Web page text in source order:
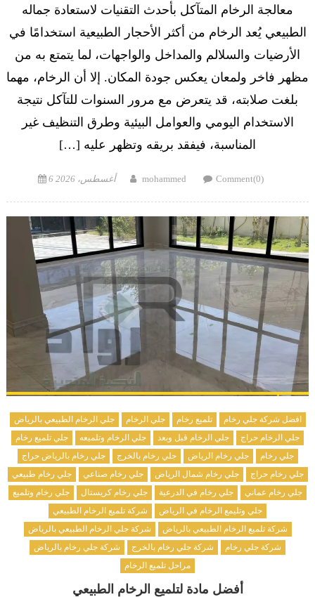
معالجة الرخام المتآكل بأحدث التقنيات لاستعادة جماله
الطبيعي يُعد الرخام من أكثر الأحجار الطبيعية استخدامًا في
الأرضيات والسلالم والمداخل والواجهات، لما يتمتع به من
مظهر فاخر ولمعان يعكس جودة المكان. إلا أن الرخام، مهما
بلغت صلابته، قد يتعرض مع مرور السنوات للتآكل نتيجة
الاستخدام اليومي والعوامل البيئية وطرق التنظيف غير
المناسبة، فيفقد بريقه وتظهر عليه […]
Posted 6 أغسطس، 2026 Author
mohammed Comment(0)
افضل شركة جلي رخام تلميع رخام جلي الرخام
جلي الرخام الطبيعي بالرياض
جلي الرخام حراج
جلي الرخام قبل وبعد جلي الرخام وتلميعه
جلي تلميع رخام
جلي رخام
جلي رخام الرياض جلي رخام بالخرج
جلي رخام بالرياض حراج
جلي رخام حراج
جلي رخام شمال الرياض جلي رخام صناعي
جلي رخام طبيعي
جلي رخام عماني
جلي رخام في الدرعية جلي رخام كريستال
جلي رخام وتلميع
جلي وتليمع الرخام في الرياض
شركة تلميع الرخام الطبيعي
شركة تلميع الرخام الطبيعي بالرياض
شركة جلي الرخام الطبيعي بالرياض
شركة جلي رخام
شركة جلي رخام بالخرج
شركة جلي رخام بالرياض
مراحل تلميع الرخام
أفضل مادة لتلميع الرخام الطبيعي